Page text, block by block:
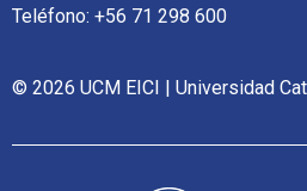
Teléfono: +56 71 298 600
© 2026 UCM EICI | Universidad